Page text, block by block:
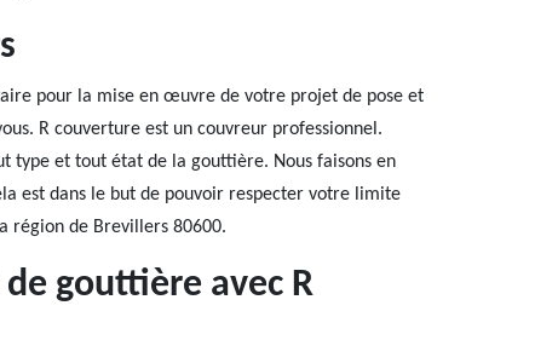
pour la mise en œuvre de votre projet de pose et
R couverture est un couvreur professionnel.
type et tout état de la gouttière. Nous faisons en
est dans le but de pouvoir respecter votre limite
région de Brevillers 80600.
gouttière avec R